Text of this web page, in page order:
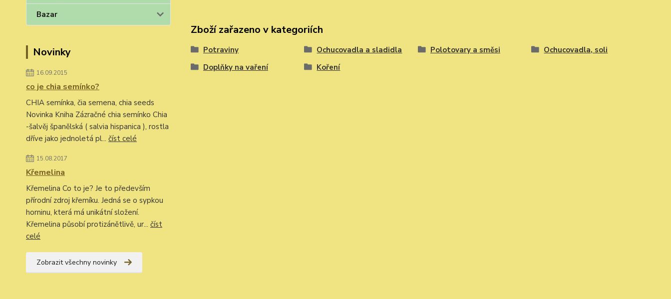
Bazar
Novinky
16.09.2015
co je chia semínko?
CHIA semínka, čia semena, chia seeds
Novinka Kniha Zázračné chia semínko Chia
-šalvěj španělská ( salvia hispanica ), rostla
dříve jako jednoletá pl... číst celé
15.08.2017
Křemelina
Křemelina Co to je? Je to především
přírodní zdroj křemíku. Jedná se o sypkou
horninu, která má unikátní složení.
Křemelina působí protizánětlivě, ur... číst
celé
Zobrazit všechny novinky
Zboží zařazeno v kategoriích
Potraviny Ochucovadla a sladidla Polotovary a směsi
Ochucovadla, soli
Doplňky na vaření
Koření